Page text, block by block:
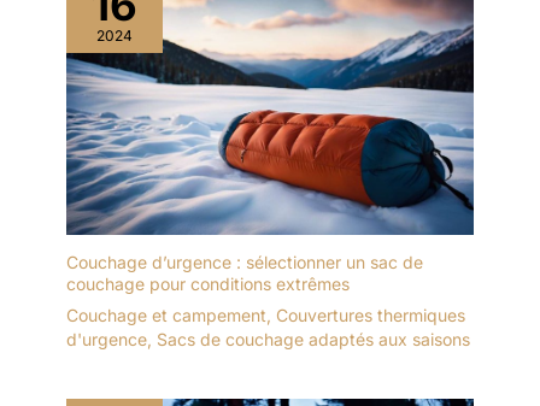
2024
Couchage d’urgence : sélectionner un sac de
couchage pour conditions extrêmes
Couchage et campement, Couvertures thermiques
d'urgence, Sacs de couchage adaptés aux saisons